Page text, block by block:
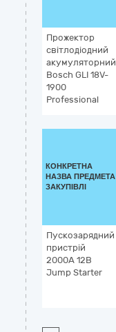
Прожектор
світлодіодний
акумуляторний
Bosch GLI 18V-
1900
Professional
КОНКРЕТНА
НАЗВА ПРЕДМЕТА
ЗАКУПІВЛІ
Пускозарядний
пристрій
2000А 12В
Jump Starter